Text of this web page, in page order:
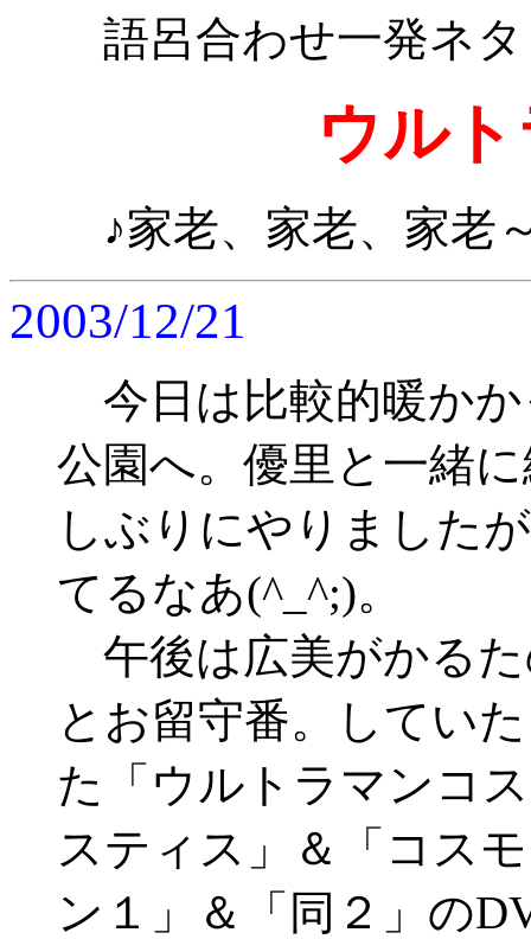
語呂合わせ一発ネタ
ウル
♪家老、家老、家老
2003/12/21
今日は比較的暖か
公園へ。優里と一緒
しぶりにやりました
てるなあ(^_^;)。
午後は広美がかる
とお留守番。してい
た「ウルトラマンコ
スティス」＆「コス
ン１」＆「同２」の